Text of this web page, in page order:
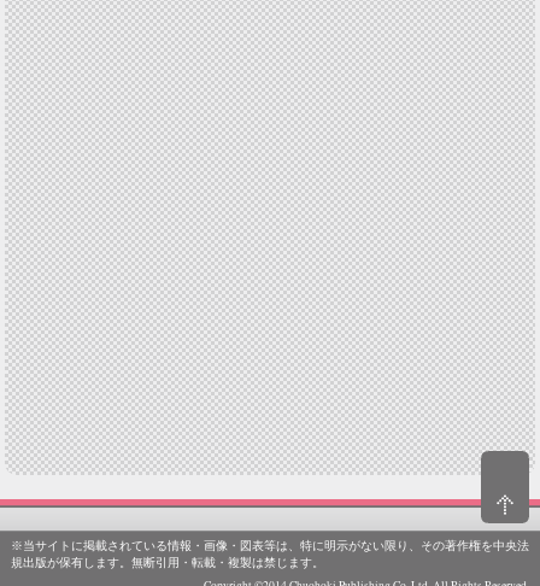
※当サイトに掲載されている情報・画像・図表等は、特に明示がない限り、その著作権を中央法
規出版が保有します。無断引用・転載・複製は禁じます。